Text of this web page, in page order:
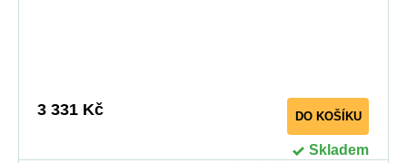
3 331 Kč DO KOŠÍKU
Skladem